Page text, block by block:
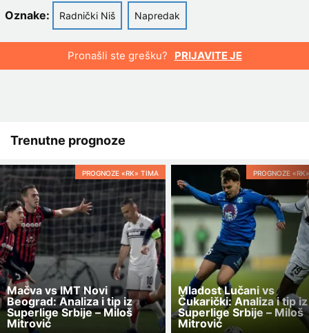
Oznake: Radnički Niš Napredak
Pronašli ste grešku? PRIJAVITE JE
Trenutne prognoze
PROGNOZE «RK» TIMA
Mačva vs IMT Novi
Beograd: Analiza i tip iz
Superlige Srbije – Miloš
Mitrović
PROGNOZE
Mladost Lučani vs
Čukarički: Analiza i tip iz
Superlige Srbije – Miloš
Mitrović